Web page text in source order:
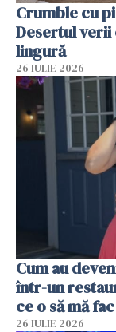
Crumble cu
Desertul verii
lingură
26 IULIE 2026
Cum au
într-un
ce o să mă
26 IULIE 2026